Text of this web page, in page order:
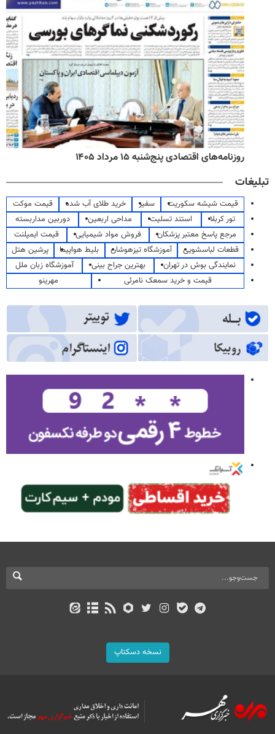
روزنامه‌های اقتصادی پنج‌شنبه ۱۵ مرداد ۱۴۰۵
تبلیغات
قیمت شیشه سکوریت سفیر خرید طلای آب شده
قیمت موکت
تور کربلا
استند تسلیت مداحی اربعین
دوربین مداربسته
مرجع پاسخ معتبر پزشکان
فروش مواد شیمیایی
قیمت ایمپلنت
قطعات لباسشویی
آموزشگاه تیزهوشان بلیط هواپیما
پرشین هتل
نمایندگی بوش در تهران
بهترین جراح بینی
آموزشگاه زبان ملل
قیمت و خرید سمعک نامرئی
مهرینو
نسخه دسکتاپ